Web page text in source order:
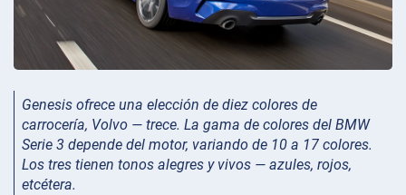
Genesis ofrece una elección de diez colores de
carrocería, Volvo — trece. La gama de colores del BMW
Serie 3 depende del motor, variando de 10 a 17 colores.
Los tres tienen tonos alegres y vivos — azules, rojos,
etcétera.